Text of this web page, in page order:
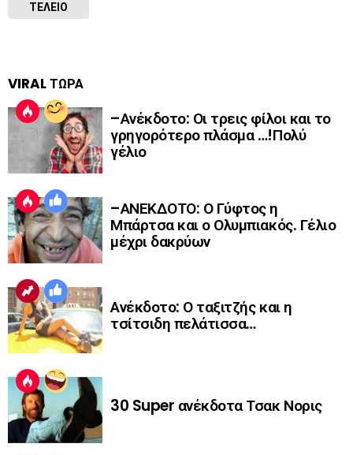
ΤΕΛΕΙΟ
VIRAL ΤΩΡΑ
–Ανέκδοτο: Οι τρεις φίλοι και το
γρηγορότερο πλάσμα …!Πολύ
γέλιο
–ΑΝΕΚΔΟΤΟ: Ο Γύφτος η
Μπάρτσα και ο Ολυμπιακός. Γέλιο
μέχρι δακρύων
Ανέκδοτο: Ο ταξιτζής και η
τσίτσιδη πελάτισσα…
30 Super ανέκδοτα Τσακ Νορις